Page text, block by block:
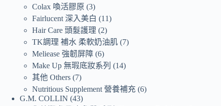
Colax 喚活膠原 3
Fairlucent 深入美白
11
Hair Care 頭髮護理
2
TK調理 補水 柔軟奶油肌 7
Meliease 強韌屏障 6
Make Up 無瑕底妝系列
14
其他 Others 7
Nutritious Supplement 營養補充 6
G.M. COLLIN 43